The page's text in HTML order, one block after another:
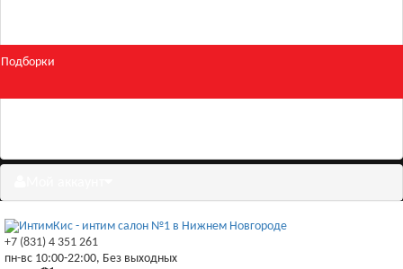
Подборки
+7 (831) 4 351 261
пн-вс 10:00-22:00, Без выходных